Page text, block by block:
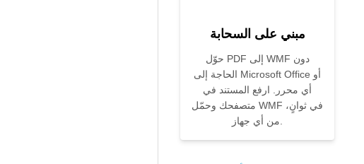
مبني على السحابة
حوّل PDF إلى WMF دون
الحاجة إلى Microsoft Office أو
أي محرر. ارفع المستند في
متصفحك وحمّل WMF في ثوانٍ،